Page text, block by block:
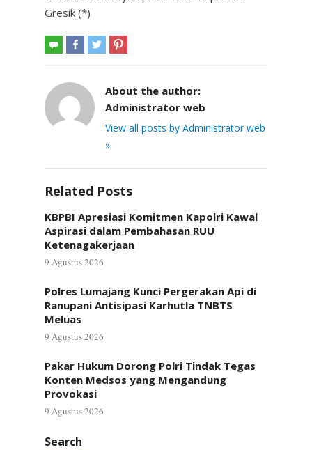
Gresik (*)
About the author:
Administrator web
View all posts by Administrator web
»
Related Posts
KBPBI Apresiasi Komitmen Kapolri Kawal
Aspirasi dalam Pembahasan RUU
Ketenagakerjaan
9 Agustus 2026
Polres Lumajang Kunci Pergerakan Api di
Ranupani Antisipasi Karhutla TNBTS
Meluas
9 Agustus 2026
Pakar Hukum Dorong Polri Tindak Tegas
Konten Medsos yang Mengandung
Provokasi
9 Agustus 2026
Search